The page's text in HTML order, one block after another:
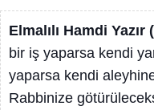
Elmalılı Hamdi
bir iş yaparsa kendi
yaparsa kendi
Rabbinize